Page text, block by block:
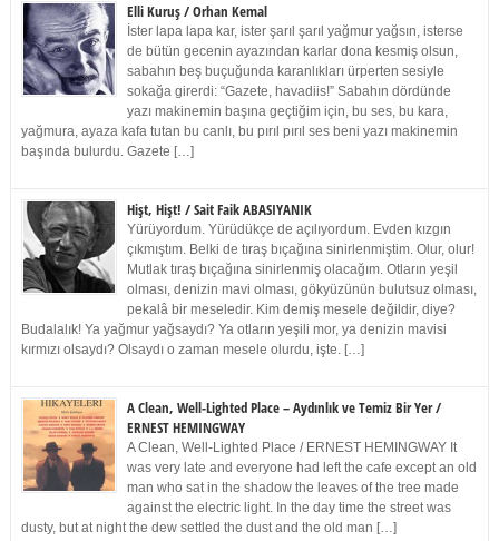
Elli Kuruş / Orhan Kemal
İster lapa lapa kar, ister şarıl şarıl yağmur yağsın, isterse
de bütün gecenin ayazından karlar dona kesmiş olsun,
sabahın beş buçuğunda karanlıkları ürperten sesiyle
sokağa girerdi: “Gazete, havadiis!” Sabahın dördünde
yazı makinemin başına geçtiğim için, bu ses, bu kara,
yağmura, ayaza kafa tutan bu canlı, bu pırıl pırıl ses beni yazı makinemin
başında bulurdu. Gazete […]
Hişt, Hişt! / Sait Faik ABASIYANIK
Yürüyordum. Yürüdükçe de açılıyordum. Evden kızgın
çıkmıştım. Belki de tıraş bıçağına sinirlenmiştim. Olur, olur!
Mutlak tıraş bıçağına sinirlenmiş olacağım. Otların yeşil
olması, denizin mavi olması, gökyüzünün bulutsuz olması,
pekalâ bir meseledir. Kim demiş mesele değildir, diye?
Budalalık! Ya yağmur yağsaydı? Ya otların yeşili mor, ya denizin mavisi
kırmızı olsaydı? Olsaydı o zaman mesele olurdu, işte. […]
A Clean, Well-Lighted Place – Aydınlık ve Temiz Bir Yer /
ERNEST HEMINGWAY
A Clean, Well-Lighted Place / ERNEST HEMINGWAY It
was very late and everyone had left the cafe except an old
man who sat in the shadow the leaves of the tree made
against the electric light. In the day time the street was
dusty, but at night the dew settled the dust and the old man […]